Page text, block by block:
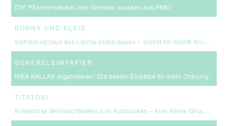
DIY: Pflanzenstecker zum Gemüse aussäen aus FIMO
BONNY UND KLEID
Sichtschutzzaun aus Lärche selbst bauen – Schritt-für-Schritt-Anleitung & Kosten
SCHERELEIMPAPIER
IKEA KALLAX organisieren: Die besten Einsätze für mehr Ordnung
TITATONI
Kostenlose Weihnachtsdeko zum Ausdrucken – eine kleine Girlande für euer Zuhause ☆